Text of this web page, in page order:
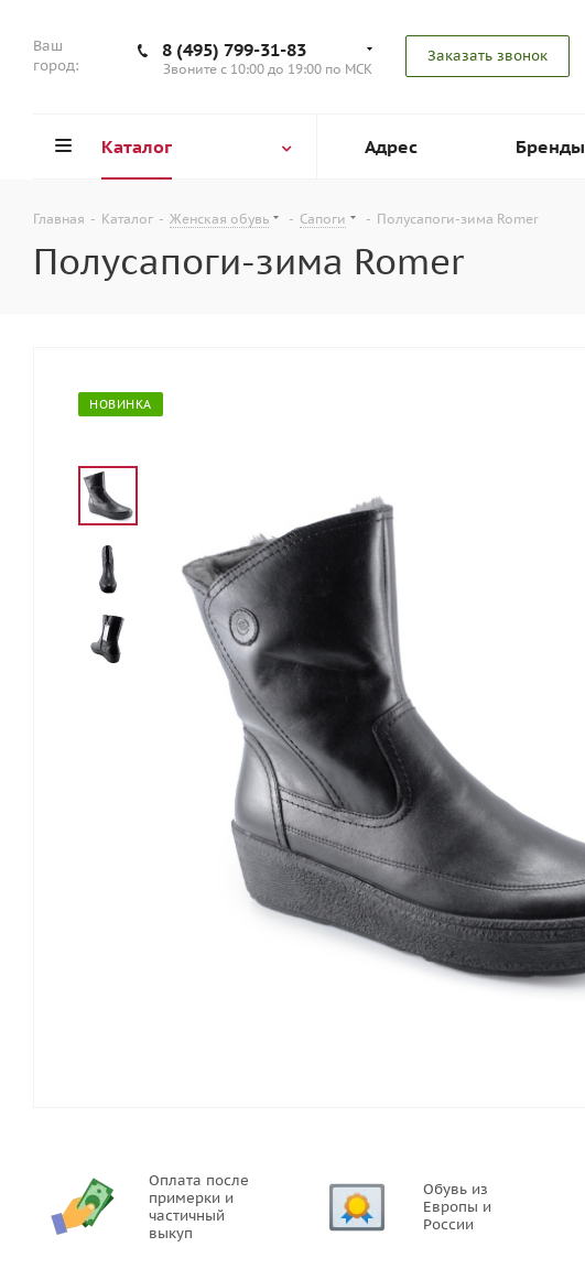
Ваш
город:
8 (495) 799-31-83
Звоните с 10:00 до 19:00 по МСК
Заказать звонок
Каталог Адрес Бренды
Главная - Каталог - Женская обувь - Сапоги - Полусапоги-зима Romer
Полусапоги-зима Romer
НОВИНКА
Оплата после
примерки и
частичный
выкуп
Обувь из
Европы и
России